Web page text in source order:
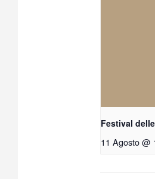
Festival
11 Agosto @